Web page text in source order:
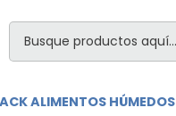
ALIMENTOS HÚMEDOS